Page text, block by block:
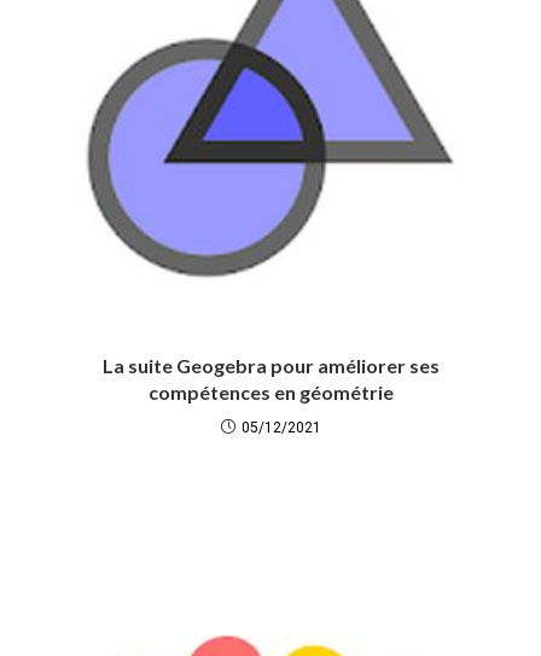
La suite Geogebra pour améliorer ses
compétences en géométrie
05/12/2021